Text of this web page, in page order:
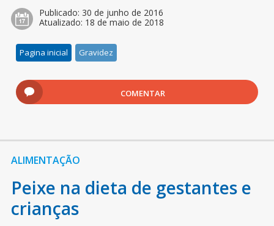
Publicado: 30 de junho de 2016
Atualizado: 18 de maio de 2018
Pagina inicial Gravidez
COMENTAR
ALIMENTAÇÃO
Peixe na dieta de gestantes e
crianças